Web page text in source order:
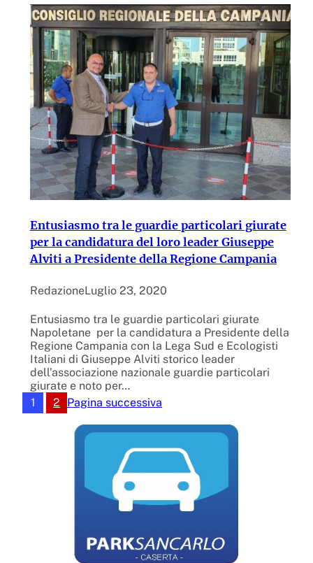
Entusiasmo tra le guardie particolari giurate
per la candidatura del loro leader Giuseppe
Alviti a Presidente della Regione Campania
RedazioneLuglio 23, 2020
Entusiasmo tra le guardie particolari giurate
Napoletane per la candidatura a Presidente della
Regione Campania con la Lega Sud e Ecologisti
Italiani di Giuseppe Alviti storico leader
dell’associazione nazionale guardie particolari
giurate e noto per…
1
2 Pagina successiva